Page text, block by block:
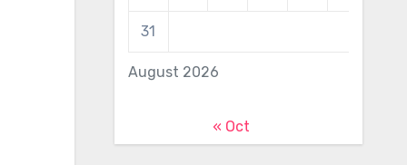
August 2026
31
« Oct